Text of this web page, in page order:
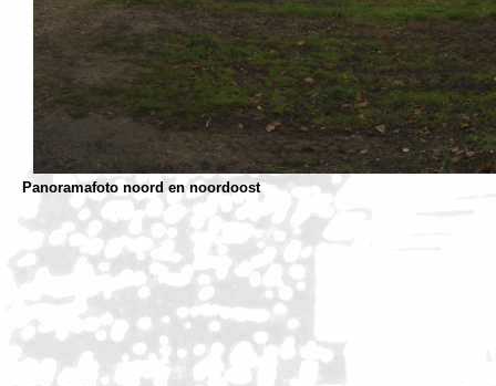
Panoramafoto noord en noordoost